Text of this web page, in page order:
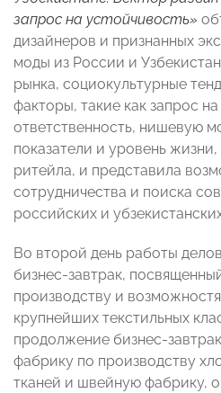
запрос на устойчивость»
дизайнеров и признанных
моды из России и
рынка, социокультурные
факторы, такие как запрос
ответственность, нишевую
показатели и уровень
ритейла, и представила
сотрудничества и поиска
российских и
Во второй день работы
бизнес-завтрак,
производству и
крупнейших текстильных
продолжение бизнес-
фабрику по производству
тканей и швейную фабрику,